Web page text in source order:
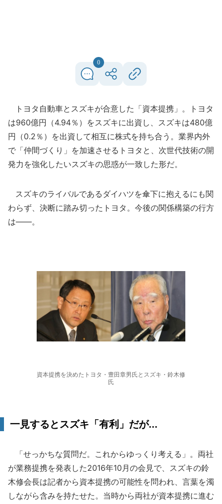
0
トヨタ自動車とスズキが合意した「資本提携」。トヨタ
は960億円（4.94％）をスズキに出資し、スズキは480億
円（0.2％）を出資して相互に株式を持ち合う。業界内外
で「仲間づくり」を加速させるトヨタと、次世代技術の開
発力を強化したいスズキの思惑が一致した形だ。
スズキのライバルであるダイハツを傘下に抱えるにも関
わらず、決断に踏み切ったトヨタ。今後の関係構築の行方
は――。
資本提携を決めたトヨタ・豊田章男氏とスズキ・鈴木修
氏
一見するとスズキ「有利」だが...
「せっかちな質問だ。これからゆっくり考える」。両社
が業務提携を発表した2016年10月の会見で、スズキの鈴
木修会長は記者から資本提携の可能性を問われ、言葉を濁
しながら含みを持たせた。当時から両社が資本提携に進む